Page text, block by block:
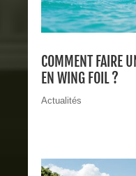
COMMENT FAIRE
EN WING FOIL ?
Actualités